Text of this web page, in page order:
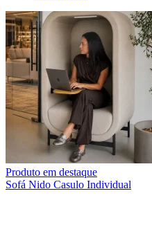
Produto em destaque
Sofá Nido Casulo Individual